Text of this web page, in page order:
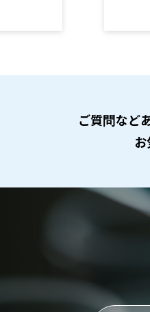
ご質問など
お